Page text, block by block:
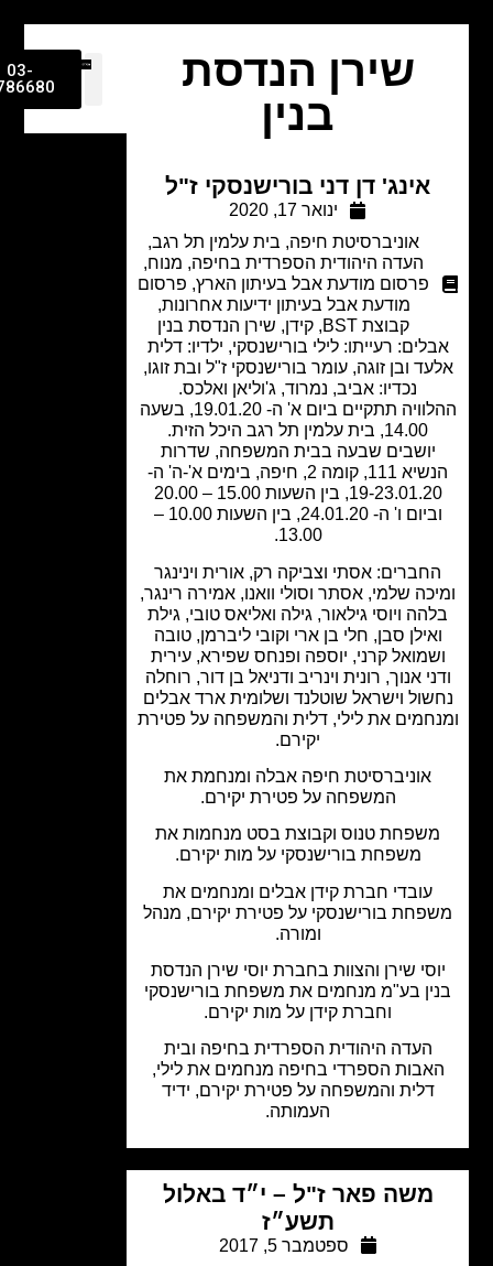
שירן הנדסת
בנין
אינג' דן דני בורישנסקי ז"ל
ינואר 17, 2020
אוניברסיטת חיפה,בית עלמין תל רגב
העדה היהודית הספרדית בחיפה, מנוח,
פרסום מודעת אבל בעיתון הארץ,פרסום
מודעת אבל בעיתון ידיעות אחרונות,
,קידן,שירן הנדסת בנין
רעייתו: לילי בורישנסקי, ילדיו: דלית
ובן זוגה, עומר בורישנסקי ז"ל ובת זוגו,
נכדיו: אביב, נמרוד, ג'וליאן ואלכס.
ההלוויה תתקיים ביום א' ה- 19.01.20, בשעה
יושבים שבעה בבית המשפחה, שדרות
הנשיא 111, קומה 2, חיפה, בימים א'-ה' ה-
19-23.01.20, בין השעות 15.00 – 20.00
וביום ו' ה- 24.01.20, בין השעות 10.00 –
אסתי וצביקה רק, אורית וינינגר
שלמי, אסתר וסולי וואנו, אמירה רינגר,
ויוסי גילאור, גילה ואליאס טובי, גילת
סבן, חלי בן ארי וקובי ליברמן, טובה
קרני, יוספה ופנחס שפירא, עירית
אנוך, רונית וינריב ודניאל בן דור, רוחלה
וישראל שוטלנד ושלומית ארד אבלים
את לילי, דלית והמשפחה על פטירת
אוניברסיטת חיפה אבלה ומנחמת את
המשפחה על פטירת יקירם.
טנוס וקבוצת בסט מנחמות את
משפחת בורישנסקי על מות יקירם.
עובדי חברת קידן אבלים ומנחמים את
בורישנסקי על פטירת יקירם, מנהל
שירן והצוות בחברת יוסי שירן הנדסת
בע"מ מנחמים את משפחת בורישנסקי
וחברת קידן על מות יקירם.
העדה היהודית הספרדית בחיפה ובית
הספרדי בחיפה מנחמים את לילי,
דלית והמשפחה על פטירת יקירם, ידיד
העמותה.
משה פאר ז"ל – י״ד באלול
תשע״ז
ספטמבר 5, 2017
03-
9786680